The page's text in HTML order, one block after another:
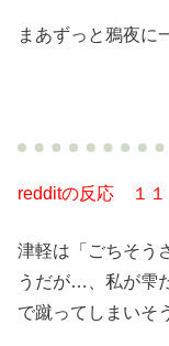
まあずっと鴉夜に
redditの反応 １１
津軽は「ごちそう
うだが…、私が雫
で蹴ってしまいそ